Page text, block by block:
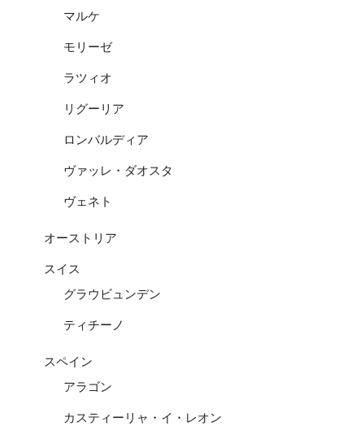
マルケ
モリーゼ
ラツィオ
リグーリア
ロンバルディア
ヴァッレ・ダオスタ
ヴェネト
オーストリア
スイス
グラウビュンデン
ティチーノ
スペイン
アラゴン
カスティーリャ・イ・レオン